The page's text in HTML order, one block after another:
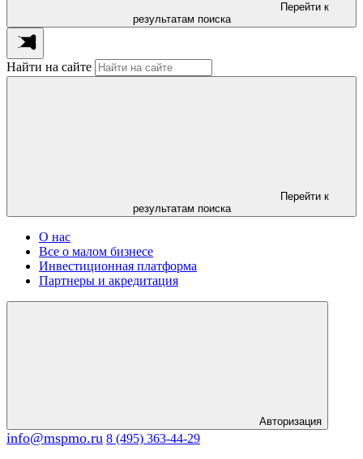
Перейти к
результатам поиска
Найти на сайте
Перейти к
результатам поиска
О нас
Все о малом бизнесе
Инвестиционная платформа
Партнеры и акредитация
Авторизация
info@mspmo.ru 8 (495) 363-44-29